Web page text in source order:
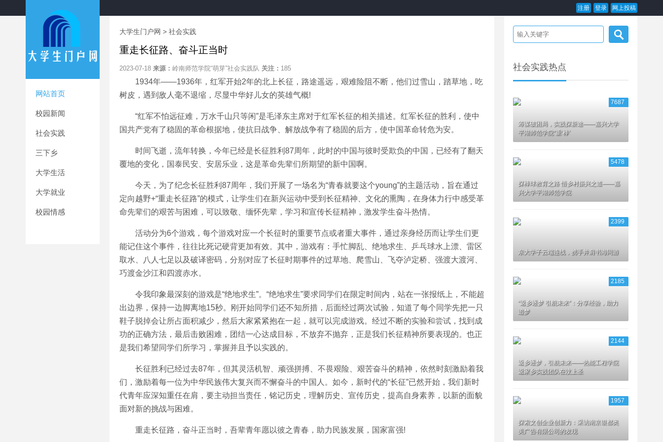
注册 登录 网上投稿
网站首页
校园新闻
社会实践
三下乡
大学生活
大学就业
校园情感
大学生门户网 > 社会实践
重走长征路、奋斗正当时
2023-07-18 来源： 岭南师范学院“萌芽”社会实践队 关注： 185
1934年——1936年，红军开始2年的北上长征，路途遥远，艰难险阻不断，他们过雪山，踏草地，吃
树皮，遇到敌人毫不退缩，尽显中华好儿女的英雄气概!
“红军不怕远征难，万水千山只等闲”是毛泽东主席对于红军长征的相关描述。红军长征的胜利，使中
国共产党有了稳固的革命根据地，使抗日战争、解放战争有了稳固的后方，使中国革命转危为安。
时间飞逝，流年转换，今年已经是长征胜利87周年，此时的中国与彼时受欺负的中国，已经有了翻天
覆地的变化，国泰民安、安居乐业，这是革命先辈们所期望的新中国啊。
今天，为了纪念长征胜利87周年，我们开展了一场名为“青春就要这个young”的主题活动，旨在通过
定向越野+“重走长征路”的模式，让学生们在新兴运动中受到长征精神、文化的熏陶，在身体力行中感受革
命先辈们的艰苦与困难，可以致敬、缅怀先辈，学习和宣传长征精神，激发学生奋斗热情。
活动分为6个游戏，每个游戏对应一个长征时的重要节点或者重大事件，通过亲身经历而让学生们更
能记住这个事件，往往比死记硬背更加有效。其中，游戏有：手忙脚乱、绝地求生、乒乓球水上漂、雷区
取水、八人七足以及破译密码，分别对应了长征时期事件的过草地、爬雪山、飞夺泸定桥、强渡大渡河、
巧渡金沙江和四渡赤水。
令我印象最深刻的游戏是“绝地求生”。“绝地求生”要求同学们在限定时间内，站在一张报纸上，不能超
出边界，保持一边脚离地15秒。刚开始同学们还不知所措，后面经过两次试验，知道了每个同学先把一只
鞋子脱掉会让所占面积减少，然后大家紧紧抱在一起，就可以完成游戏。经过不断的实验和尝试，找到成
功的正确方法，最后击败困难，团结一心达成目标，不放弃不抛弃，正是我们长征精神所要表现的。也正
是我们希望同学们所学习，掌握并且予以实践的。
长征胜利已经过去87年，但其灵活机智、顽强拼搏、不畏艰险、艰苦奋斗的精神，依然时刻激励着我
们，激励着每一位为中华民族伟大复兴而不懈奋斗的中国人。如今，新时代的“长征”已然开始，我们新时
代青年应深知重任在肩，要主动担当责任，铭记历史，理解历史、宣传历史，提高自身素养，以新的面貌
面对新的挑战与困难。
重走长征路，奋斗正当时，吾辈青年愿以彼之青春，助力民族发展，国家富强!
社会实践热点
7687
筹谋破困局，实践探新途——嘉兴大学
平湖师范学院“重‘棒’
5478
探棒球教育之路 悟乡村振兴之道——嘉
兴大学平湖师范学院
2399
东大学子云端连线，携手并肩书海同游
2185
“返乡逐梦 引航未来”：分享经验，助力
追梦
2144
返乡逐梦，引航未来——热能工程学院
返家乡实践团队在汶上圣
1957
探索文创企业创新力：采访南京银都奥
美广告有限公司的发现